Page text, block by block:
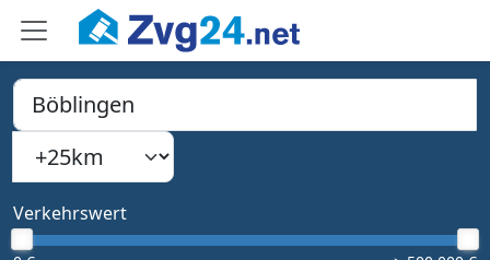
PLZ, Ort oder Bundesland
Type 1 or more characters for results.
Suchradius
Verkehrswert